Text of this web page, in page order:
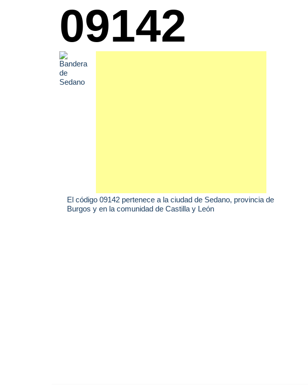
09142
El código 09142 pertenece a la ciudad de Sedano, provincia de
Burgos y en la comunidad de Castilla y León